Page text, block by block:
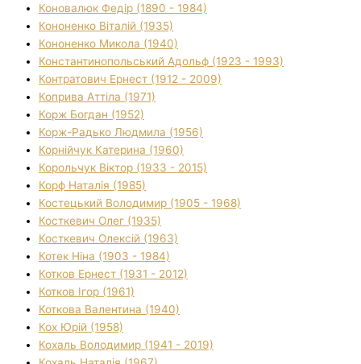
Коновалюк Федір (1890 - 1984)
Кононенко Віталій (1935)
Кононенко Микола (1940)
Константинопольський Адольф (1923 - 1993)
Контратович Ернест (1912 - 2009)
Коприва Аттіла (1971)
Корж Богдан (1952)
Корж-Радько Людмила (1956)
Корнійчук Катерина (1960)
Корольчук Віктор (1933 - 2015)
Корф Наталія (1985)
Костецький Володимир (1905 - 1968)
Косткевич Олег (1935)
Косткевич Олексій (1963)
Котек Ніна (1903 - 1984)
Котков Ернест (1931 - 2012)
Котков Ігор (1961)
Коткова Валентина (1940)
Кох Юрій (1958)
Кохаль Володимир (1941 - 2019)